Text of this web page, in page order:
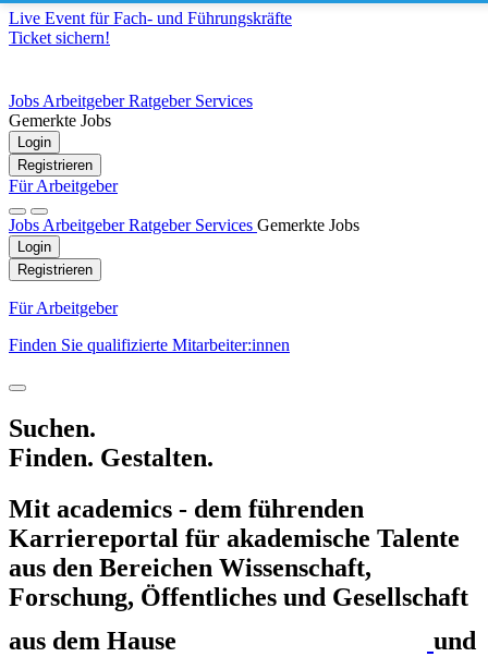
Live Event für Fach- und Führungskräfte
Ticket sichern!
Jobs ArbeitgeberRatgeber Services
Gemerkte Jobs
Login
Registrieren
Für Arbeitgeber
Jobs ArbeitgeberRatgeber Services Gemerkte Jobs
Login
Registrieren
Für Arbeitgeber
Finden Sie qualifizierte Mitarbeiter:innen
Suchen.
Finden. Gestalten.
Mit academics - dem führenden
Karriereportal für akademische Talente
aus den Bereichen Wissenschaft,
Forschung, Öffentliches und Gesellschaft
aus dem Hause
und